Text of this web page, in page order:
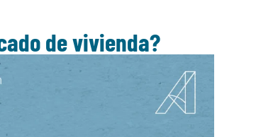
de vivienda?